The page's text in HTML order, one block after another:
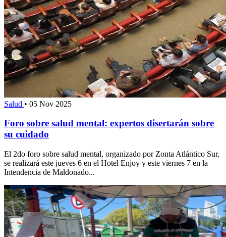
Salud • 05 Nov 2025
Foro sobre salud mental: expertos disertarán sobre
su cuidado
El 2do foro sobre salud mental, organizado por Zonta Atlántico Sur,
se realizará este jueves 6 en el Hotel Enjoy y este viernes 7 en la
Intendencia de Maldonado...